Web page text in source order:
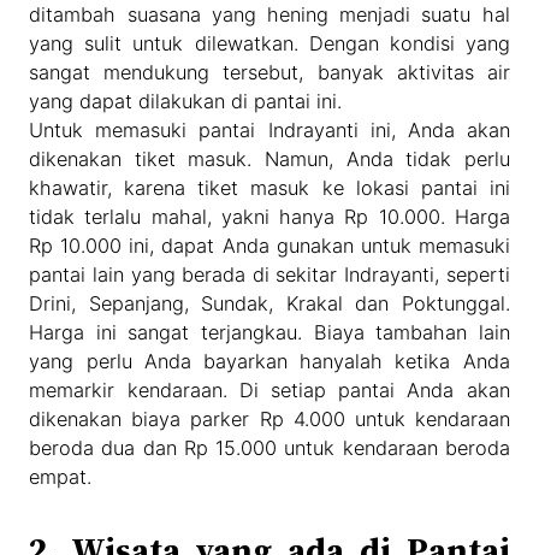
ditambah suasana yang hening menjadi suatu hal
yang sulit untuk dilewatkan. Dengan kondisi yang
sangat mendukung tersebut, banyak aktivitas air
yang dapat dilakukan di pantai ini.
Untuk memasuki pantai Indrayanti ini, Anda akan
dikenakan tiket masuk. Namun, Anda tidak perlu
khawatir, karena tiket masuk ke lokasi pantai ini
tidak terlalu mahal, yakni hanya Rp 10.000. Harga
Rp 10.000 ini, dapat Anda gunakan untuk memasuki
pantai lain yang berada di sekitar Indrayanti, seperti
Drini, Sepanjang, Sundak, Krakal dan Poktunggal.
Harga ini sangat terjangkau. Biaya tambahan lain
yang perlu Anda bayarkan hanyalah ketika Anda
memarkir kendaraan. Di setiap pantai Anda akan
dikenakan biaya parker Rp 4.000 untuk kendaraan
beroda dua dan Rp 15.000 untuk kendaraan beroda
empat.